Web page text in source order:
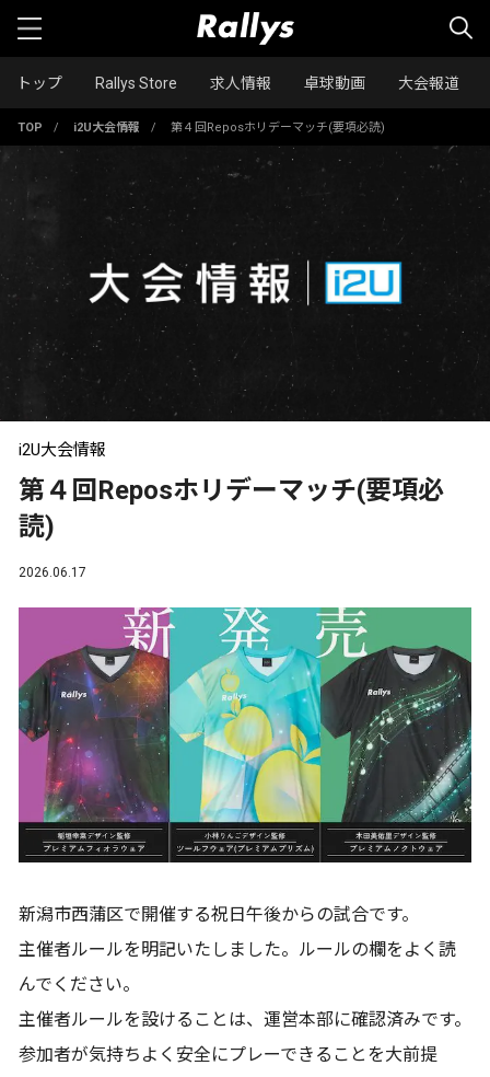
トップ Rallys Store 求人情報 卓球動画 大会報道
TOP / i2U大会情報 / 第４回Reposホリデーマッチ(要項必読)
i2U大会情報
第４回Reposホリデーマッチ(要項必
読)
2026.06.17
新潟市西蒲区で開催する祝日午後からの試合です。
主催者ルールを明記いたしました。ルールの欄をよく読
んでください。
主催者ルールを設けることは、運営本部に確認済みです。
参加者が気持ちよく安全にプレーできることを大前提